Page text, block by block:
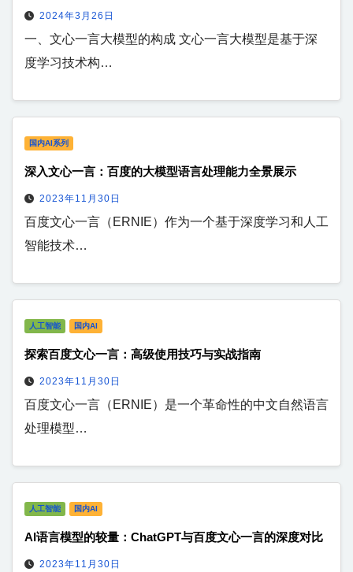
2024年3月26日
一、文心一言大模型的构成 文心一言大模型是基于深
度学习技术构…
国内AI系列
深入文心一言：百度的大模型语言处理能力全景展示
2023年11月30日
百度文心一言（ERNIE）作为一个基于深度学习和人工
智能技术…
人工智能 国内AI
探索百度文心一言：高级使用技巧与实战指南
2023年11月30日
百度文心一言（ERNIE）是一个革命性的中文自然语言
处理模型…
人工智能 国内AI
AI语言模型的较量：ChatGPT与百度文心一言的深度对比
2023年11月30日